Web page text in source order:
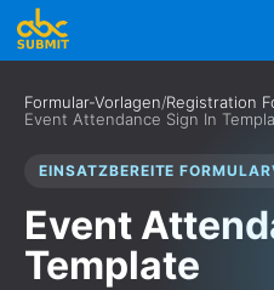
Formular-Vorlagen/Registration
Event Attendance Sign In
EINSATZBEREITE
Event
Template